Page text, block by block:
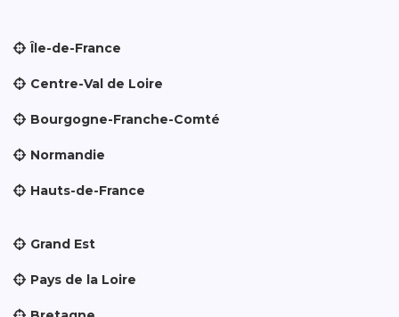
Île-de-France
Centre-Val de Loire
Bourgogne-Franche-Comté
Normandie
Hauts-de-France
Grand Est
Pays de la Loire